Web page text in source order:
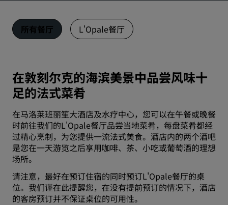
所有餐厅 L'Opale餐厅
在敦刻尔克的海滨美景中品尝风味十
足的法式菜肴
在马洛莱班丽笙大酒店及水疗中心，您可以在午餐或晚餐
时前往我们的L'Opale餐厅品尝当地菜肴，每盘菜肴都经
过精心烹制，为您提供一流法式美食。酒店内的两个酒吧
是您在一天游览之后享用咖啡、茶、小吃或葡萄酒的理想
场所。
请注意，最好在预订住宿的同时预订L'Opale餐厅的桌
位。我们谨在此提醒您，在没有提前预订的情况下，酒店
的客房预订并不保证桌位的可用性。